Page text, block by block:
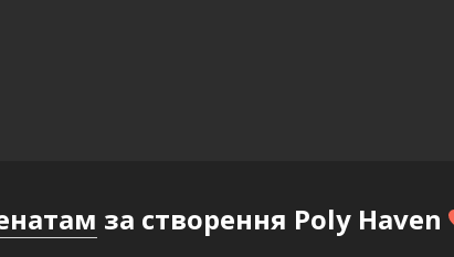
за створення Poly Haven